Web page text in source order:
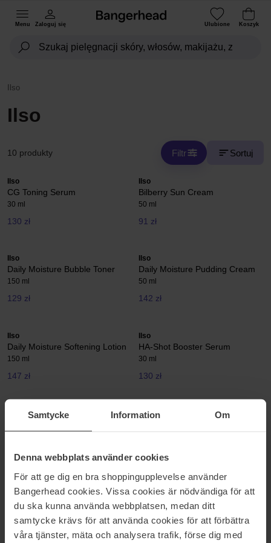
Samtycke Information Om
Denna webbplats använder cookies
För att ge dig en bra shoppingupplevelse använder
Bangerhead cookies. Vissa cookies är nödvändiga för att
du ska kunna använda webbplatsen, medan ditt
samtycke krävs för att använda cookies för att förbättra
våra tjänster, mäta och analysera trafik, förse dig med
Menu Zaloguj się Ulubione Koszyk
Ilso
Ilso
10 produkty Filtr Sortuj
Ilso
CG Toning Serum
30 ml
130 zł
Ilso
Bilberry Sun Cream
50 ml
91 zł
Ilso
Daily Moisture Bubble Toner
150 ml
129 zł
Ilso
Daily Moisture Pudding Cream
50 ml
142 zł
Ilso
Daily Moisture Softening Lotion
150 ml
147 zł
Ilso
HA-Shot Booster Serum
30 ml
130 zł
134 zł
Ilso
129 zł
Ilso
Sensitive Bubble Relaxing
Cleanser
200 g
96 zł
Ilso
ER Firming Serum
158 zł